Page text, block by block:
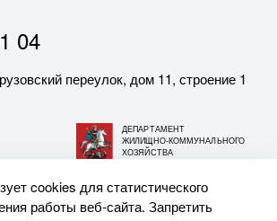
04
переулок, дом 11, строение 1
ДЕПАРТАМЕНТ
ЖИЛИЩНО-КОММУНАЛЬНОГО
ХОЗЯЙСТВА
При использовании материалов
cookies для статистического
работы веб-сайта. Запретить